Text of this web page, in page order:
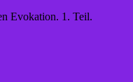
Evokation. 1. Teil.